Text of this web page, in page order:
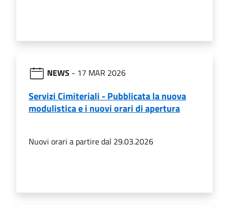
NEWS - 17 MAR 2026
Servizi Cimiteriali - Pubblicata la nuova
modulistica e i nuovi orari di apertura
Nuovi orari a partire dal 29.03.2026